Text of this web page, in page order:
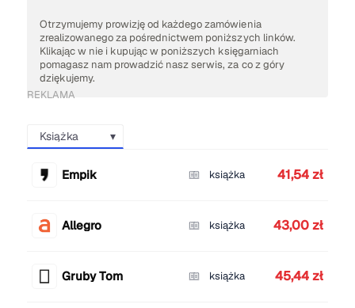
Otrzymujemy prowizję od każdego zamówienia
zrealizowanego za pośrednictwem poniższych linków.
Klikając w nie i kupując w poniższych księgarniach
pomagasz nam prowadzić nasz serwis, za co z góry
dziękujemy.
REKLAMA
Książka
Empik książka 41,54 zł
Allegro książka 43,00 zł
Gruby Tom książka 45,44 zł